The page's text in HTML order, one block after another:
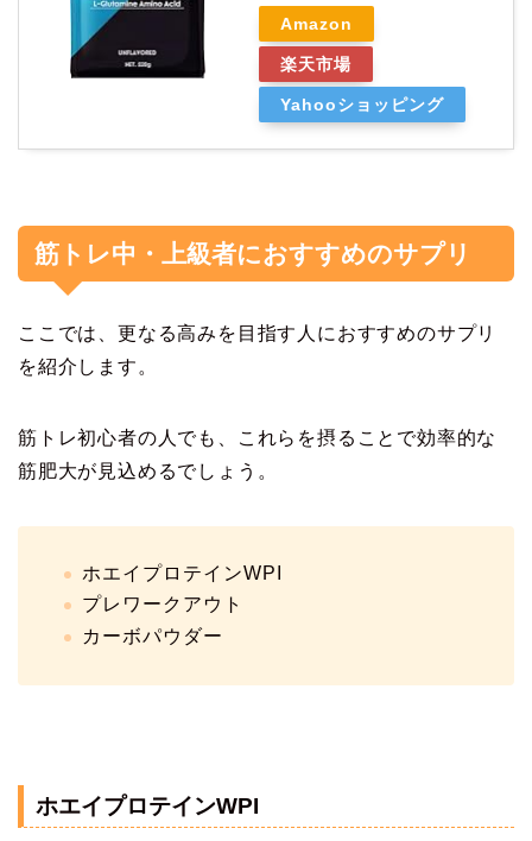
Amazon
楽天市場
Yahooショッピング
筋トレ中・上級者におすすめのサプリ
ここでは、更なる高みを目指す人におすすめのサプリ
を紹介します。
筋トレ初心者の人でも、これらを摂ることで効率的な
筋肥大が見込めるでしょう。
ホエイプロテインWPI
プレワークアウト
カーボパウダー
ホエイプロテインWPI